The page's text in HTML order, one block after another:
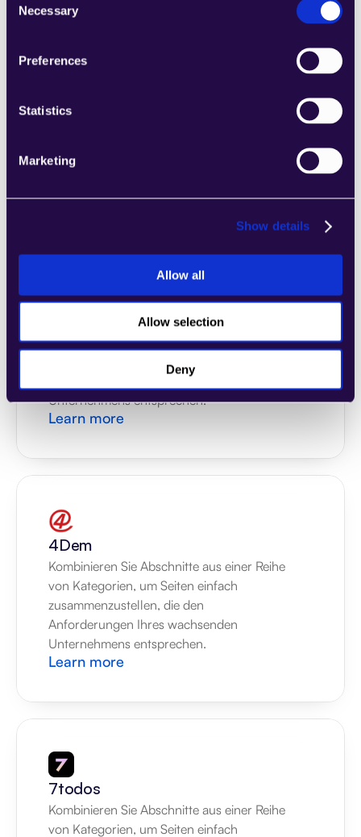
Selection
Necessary
Preferences
Statistics
Marketing
Show details
Allow all
Allow selection
Deny
2Chat
zusammenzustellen, die den
Unternehmens entsprechen.
2markdown
Kombinieren Sie Abschnitte aus einer Reihe
von Kategorien, um Seiten einfach
zusammenzustellen, die den
Anforderungen Ihres wachsenden
Unternehmens entsprechen.
Learn more
4Dem
Kombinieren Sie Abschnitte aus einer Reihe
von Kategorien, um Seiten einfach
zusammenzustellen, die den
Anforderungen Ihres wachsenden
Unternehmens entsprechen.
Learn more
7todos
Kombinieren Sie Abschnitte aus einer Reihe
von Kategorien, um Seiten einfach